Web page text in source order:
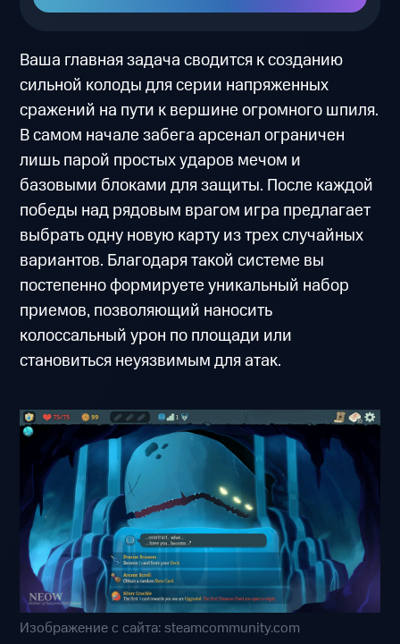
Ваша главная задача сводится к созданию
сильной колоды для серии напряженных
сражений на пути к вершине огромного шпиля.
В самом начале забега арсенал ограничен
лишь парой простых ударов мечом и
базовыми блоками для защиты. После каждой
победы над рядовым врагом игра предлагает
выбрать одну новую карту из трех случайных
вариантов. Благодаря такой системе вы
постепенно формируете уникальный набор
приемов, позволяющий наносить
колоссальный урон по площади или
становиться неуязвимым для атак.
Изображение с сайта: steamcommunity.com